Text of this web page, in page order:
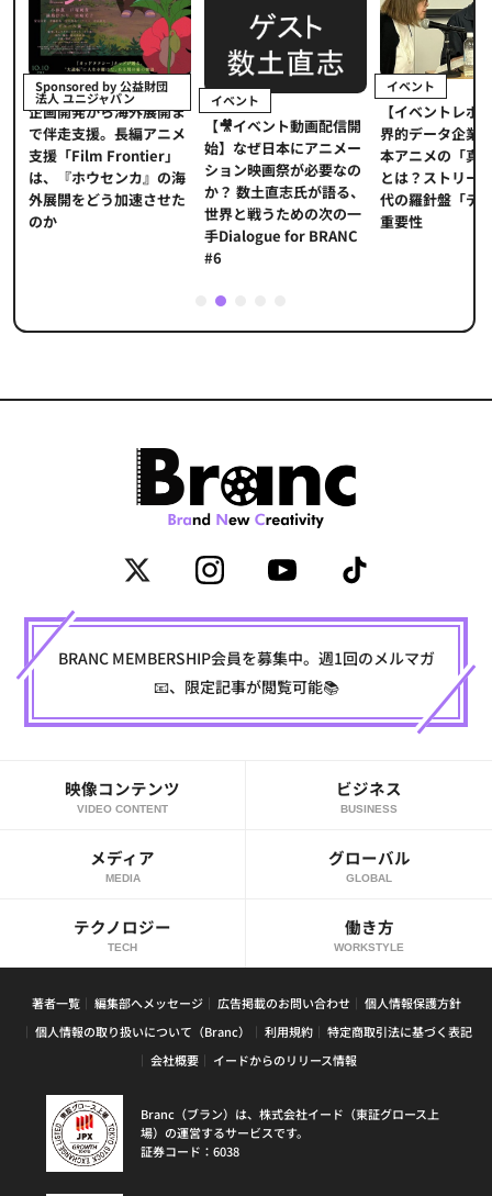
Sponsored by 公益財団
法人 ユニジャパン
企画開発から海外展開ま
で伴走支援。長編アニメ
支援「Film Frontier」
は、『ホウセンカ』の海
外展開をどう加速させた
のか
イベント
【🎥イベント動画配信開
始】なぜ日本にアニメー
ション映画祭が必要なの
か？ 数土直志氏が語る、
世界と戦うための次の一
手Dialogue for BRANC
#6
イベント
【イベントレポ
界的データ企業
本アニメの「真
とは？ストリー
代の羅針盤「デ
重要性
2
BRANC MEMBERSHIP会員を募集中。週1回のメルマガ
📧、限定記事が閲覧可能📚
映像コンテンツ
VIDEO CONTENT
ビジネス
BUSINESS
メディア
MEDIA
グローバル
GLOBAL
テクノロジー
TECH
働き方
WORKSTYLE
著者一覧 編集部へメッセージ 広告掲載のお問い合わせ
個人情報保護方針
個人情報の取り扱いについて（Branc）
利用規約
特定商取引法に基づく表記
会社概要
イードからのリリース情報
Branc（ブラン）は、株式会社イード（東証グロース上
場）の運営するサービスです。
証券コード：6038